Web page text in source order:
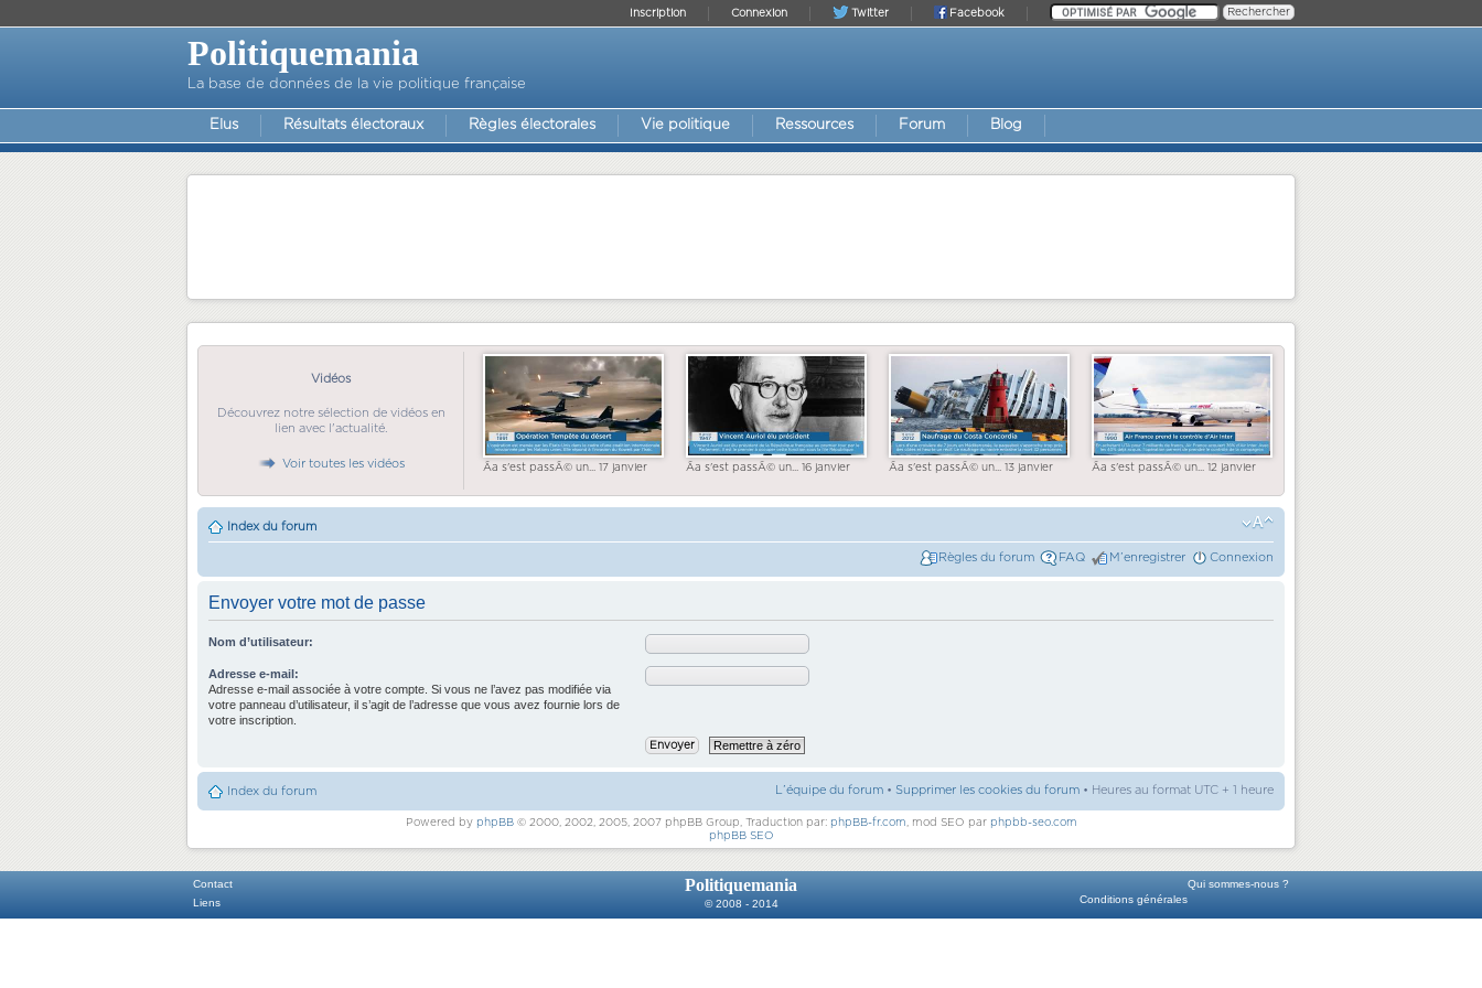
Facebook
Twitter
Connexion
Inscription
Politiquemania
La base de données de la vie politique française
Elus Résultats électoraux Règles électorales Vie politique Ressources Forum Blog
Vidéos
Découvrez notre sélection de vidéos en
lien avec l'actualité.
Voir toutes les vidéos Ãa s'est passÃ© un... 17 janvier Ãa s'est passÃ© un... 16 janvier Ãa s'est passÃ© un... 13 janvier Ãa s'est passÃ© un... 12 janvier
Index du forum
Règles du forum FAQ M’enregistrer Connexion
Envoyer votre mot de passe
Nom d’utilisateur:
Adresse e-mail:
Adresse e-mail associée à votre compte. Si vous ne l’avez pas modifiée via
votre panneau d’utilisateur, il s’agit de l’adresse que vous avez fournie lors de
votre inscription.
Index du forum L’équipe du forum • Supprimer les cookies du forum • Heures au format UTC + 1 heure
Powered by phpBB© 2000, 2002, 2005, 2007 phpBB Group, Traduction par: phpBB-fr.com, mod SEO par phpbb-seo.com
phpBB SEO
Contact
Liens
Politiquemania
© 2008 - 2014
Qui sommes-nous ?
Conditions générales